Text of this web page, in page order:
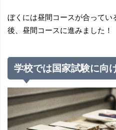
ぼくには昼間コースが合ってい
後、昼間コースに進みました！
学校では国家試験に向